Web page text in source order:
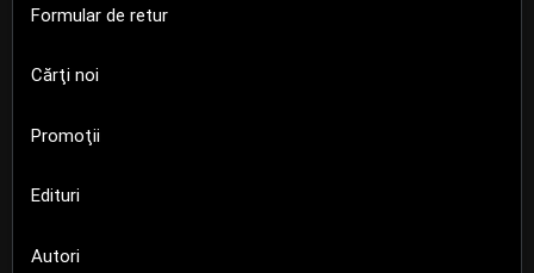
Formular de retur
Cărţi noi
Promoţii
Edituri
Autori